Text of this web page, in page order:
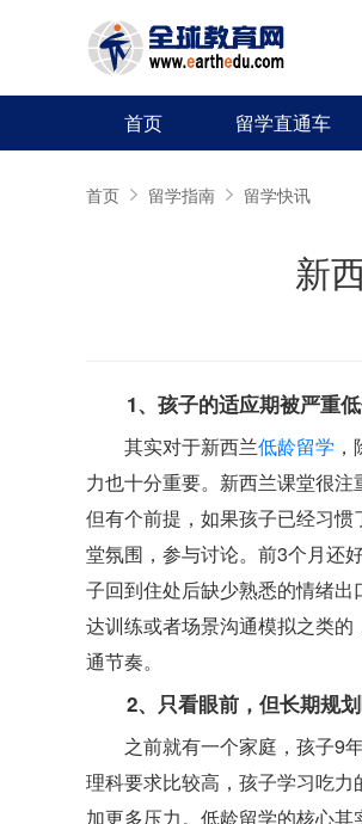
首页 留学直通车
首页 留学指南 留学快讯
新
1、孩子的适应期被严重
其实对于新西兰低龄留学
力也十分重要。新西兰课堂很注
但有个前提，如果孩子已经习
堂氛围，参与讨论。前3个月还
子回到住处后缺少熟悉的情绪
达训练或者场景沟通模拟之类
通节奏。
2、只看眼前，但长期规
之前就有一个家庭，孩子9
理科要求比较高，孩子学习吃
加更多压力。低龄留学的核心